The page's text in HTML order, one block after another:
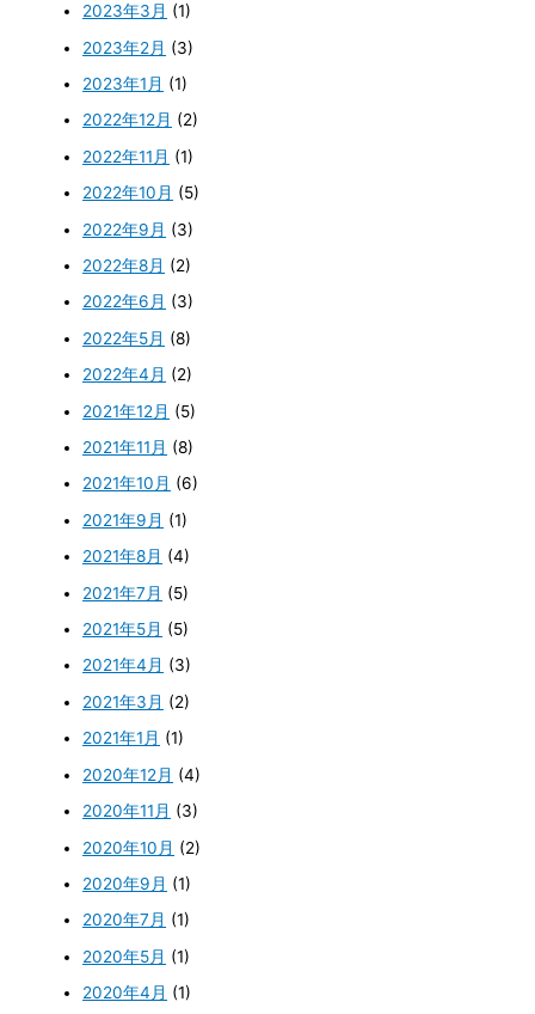
2023年3月 (1)
2023年2月 (3)
2023年1月 (1)
2022年12月 (2)
2022年11月 (1)
2022年10月 (5)
2022年9月 (3)
2022年8月 (2)
2022年6月 (3)
2022年5月 (8)
2022年4月 (2)
2021年12月 (5)
2021年11月 (8)
2021年10月 (6)
2021年9月 (1)
2021年8月 (4)
2021年7月 (5)
2021年5月 (5)
2021年4月 (3)
2021年3月 (2)
2021年1月 (1)
2020年12月 (4)
2020年11月 (3)
2020年10月 (2)
2020年9月 (1)
2020年7月 (1)
2020年5月 (1)
2020年4月 (1)